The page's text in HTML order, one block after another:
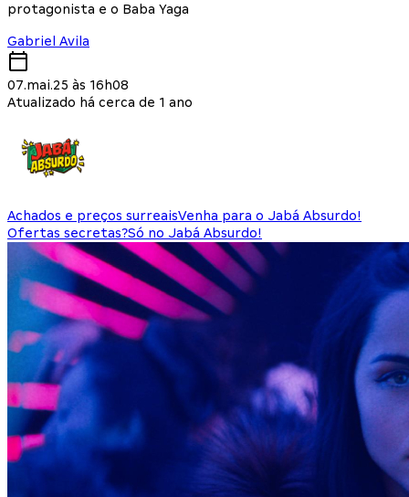
protagonista e o Baba Yaga
Gabriel Avila
07.mai.25 às 16h08
Atualizado há cerca de 1 ano
Achados e preços surreaisVenha para o Jabá Absurdo!
Ofertas secretas?Só no Jabá Absurdo!